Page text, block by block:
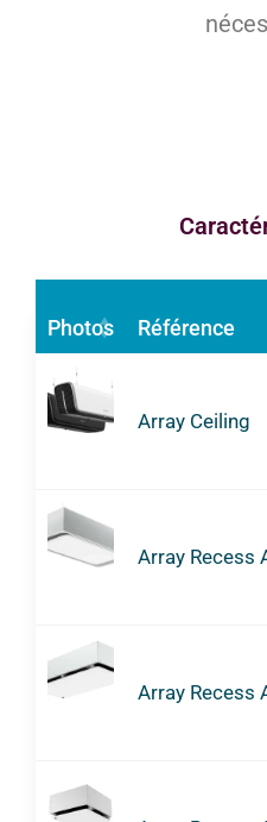
Photos Référence
Array Ceiling
Array Recess
Array Recess